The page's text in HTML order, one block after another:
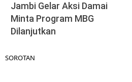
Jambi Gelar Aksi Damai
Minta Program MBG
Dilanjutkan
SOROTAN